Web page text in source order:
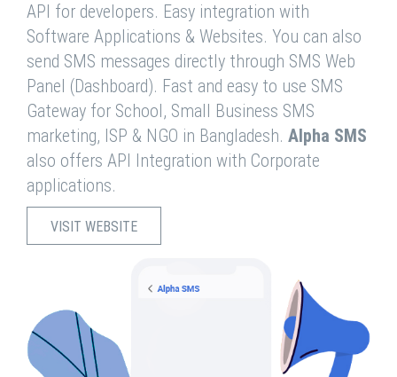
API for developers. Easy integration with
Software Applications & Websites. You can also
send SMS messages directly through SMS Web
Panel (Dashboard). Fast and easy to use SMS
Gateway for School, Small Business SMS
marketing, ISP & NGO in Bangladesh. Alpha SMS
also offers API Integration with Corporate
applications.
VISIT WEBSITE